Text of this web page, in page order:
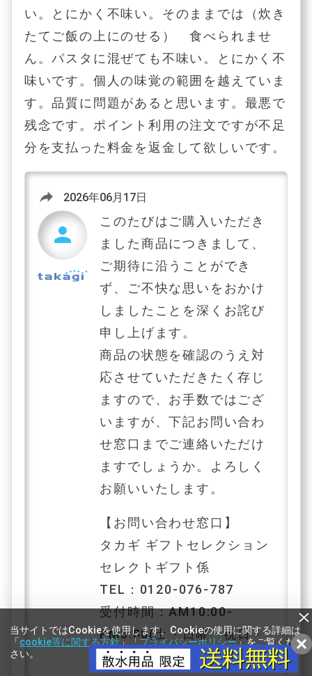
い。とにかく不味い。そのままでは（炊き
たてご飯の上にのせる） 食べられませ
ん。パスタに混ぜても不味い。とにかく不
味いです。個人の味覚の範囲を越えていま
す。品質に問題があると思います。最悪で
残念です。ポイント利用の注文ですが不足
分を支払った料金を返金して欲しいです。
reply 2026年06月17日
このたびはご購入いただき
ました商品につきまして、
ご期待に沿うことができ
ず、ご不快な思いをおかけ
しましたことを深くお詫び
申し上げます。
商品の状態を確認のうえ対
応させていただきたく存じ
ますので、お手数ではござ
いますが、下記お問い合わ
せ窓口までご連絡いただけ
ますでしょうか。よろしく
お願いいたします。
【お問い合わせ窓口】
タカギ ギフトセレクション
セレクトギフト係
TEL：0120-076-787
受付時間：AM10:00-
PM5:00(土・日曜・祝日・
お盆・年末年始を除く)
person
当サイトではCookieを使用します。Cookieの使用に関する詳細は
「 cookie等に関する方針 」「 プライバシーポリシー 」をご覧くだ
さい。